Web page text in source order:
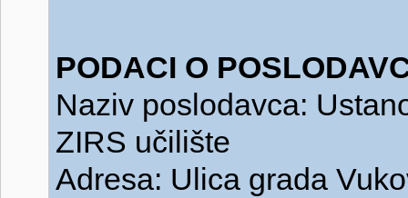
PODACI O
Naziv poslodavca:
ZIRS učilište
Adresa: Ulica grada